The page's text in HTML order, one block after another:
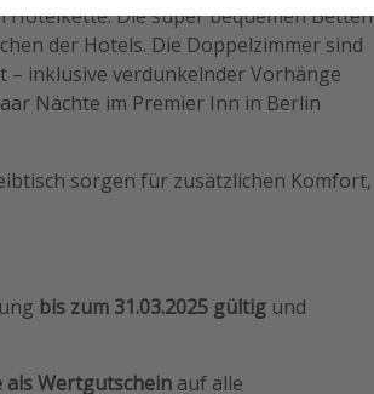
Die super bequemen Betten
der Hotels. Die Doppelzimmer sind
inklusive verdunkelnder Vorhänge
Nächte im Premier Inn in Berlin
sorgen für zusätzlichen Komfort,
bis zum 31.03.2025 gültig und
als Wertgutschein auf alle